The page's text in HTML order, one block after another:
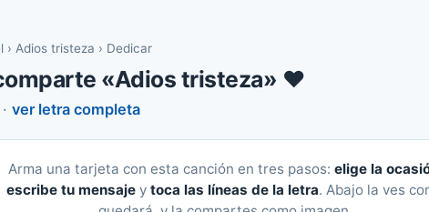
› Adios tristeza › Dedicar
«Adios tristeza» ❤️
ver letra completa
Arma una tarjeta con esta canción en tres pasos: elige la
escribe tu mensajey toca las líneas de la letra. Abajo la ves